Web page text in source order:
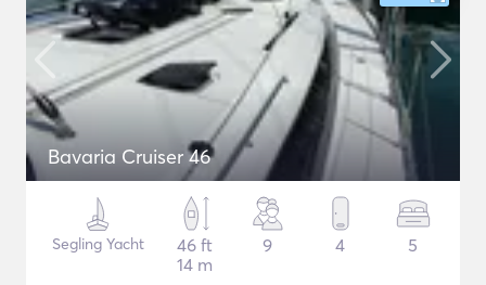
Bavaria Cruiser 46
Segling Yacht
46 ft
14 m
9 4 5